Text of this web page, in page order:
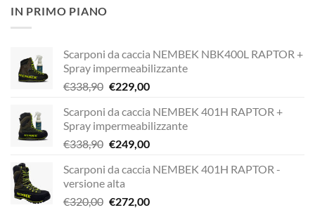
IN PRIMO PIANO
Scarponi da caccia NEMBEK NBK400L RAPTOR +
Spray impermeabilizzante
€338,90 Il
originale
era:
€338,90.
€229,00Il
attuale
è:
€229,00.
Scarponi da caccia NEMBEK 401H RAPTOR +
Spray impermeabilizzante
€338,90 Il
originale
era:
€338,90.
€249,00Il
attuale
€249,00.
Scarponi da caccia NEMBEK 401H RAPTOR -
versione alta
€320,00 Il
€272,00Il